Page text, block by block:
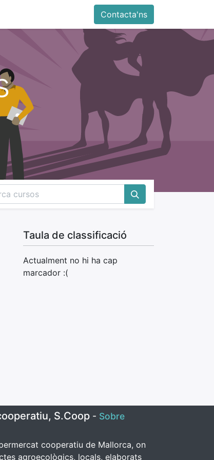
Contacta'ns
Taula de classificació
Actualment no hi ha cap
marcador :(
S.Coop - Sobre
cooperatiu de Mallorca, on
agroecològics, locals, elaborats